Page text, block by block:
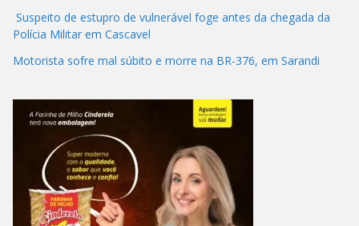
Suspeito de estupro de vulnerável foge antes da chegada da
Polícia Militar em Cascavel
Motorista sofre mal súbito e morre na BR-376, em Sarandi